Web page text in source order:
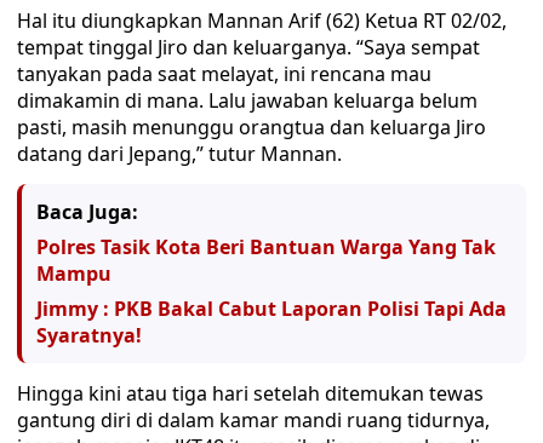
Hal itu diungkapkan Mannan Arif (62) Ketua RT 02/02,
tempat tinggal Jiro dan keluarganya. “Saya sempat
tanyakan pada saat melayat, ini rencana mau
dimakamin di mana. Lalu jawaban keluarga belum
pasti, masih menunggu orangtua dan keluarga Jiro
datang dari Jepang,” tutur Mannan.
Baca Juga:
Polres Tasik Kota Beri Bantuan Warga Yang Tak
Mampu
Jimmy : PKB Bakal Cabut Laporan Polisi Tapi Ada
Syaratnya!
Hingga kini atau tiga hari setelah ditemukan tewas
gantung diri di dalam kamar mandi ruang tidurnya,